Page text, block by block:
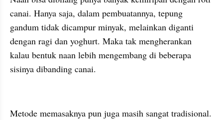
canai. Hanya saja, dalam pembuatannya, tepung
gandum tidak dicampur minyak, melainkan diganti
dengan ragi dan yoghurt. Maka tak mengherankan
kalau bentuk naan lebih mengembang di beberapa
sisinya dibanding canai.
Metode memasaknya pun juga masih sangat tradisional.